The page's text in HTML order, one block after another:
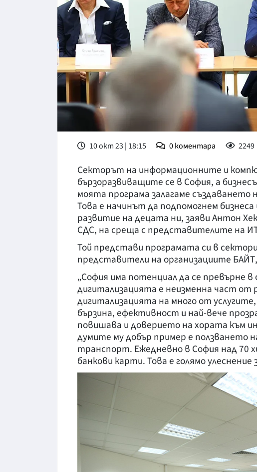
10 окт 23 | 18:15 0коментара 2249
Секторът на информационните и
бързоразвиващите се в София, а
моята програма залагаме създаването
Това е начинът да подпомогнем
развитие на децата ни, заяви Антон
СДС, на среща с представителите на
Той представи програмата си в
представители на организациите
„София има потенциал да се превърне
дигитализацията е неизменна част
дигитализацията на много от
бързина, ефективност и най-вече
повишава и доверието на хората към
думите му добър пример е ползването
транспорт. Ежедневно в София над 70
банкови карти. Това е голямо